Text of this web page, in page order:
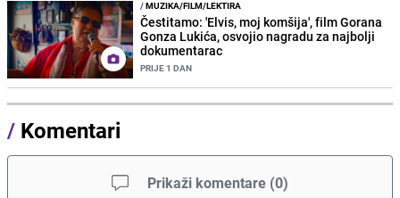
/MUZIKA/FILM/LEKTIRA
Čestitamo: 'Elvis, moj komšija', film Gorana
Gonza Lukića, osvojio nagradu za najbolji
dokumentarac
PRIJE 1 DAN
/ Komentari
Prikaži komentare (0)